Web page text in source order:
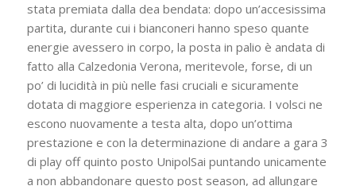
stata premiata dalla dea bendata: dopo un’accesissima
partita, durante cui i bianconeri hanno speso quante
energie avessero in corpo, la posta in palio è andata di
fatto alla Calzedonia Verona, meritevole, forse, di un
po’ di lucidità in più nelle fasi cruciali e sicuramente
dotata di maggiore esperienza in categoria. I volsci ne
escono nuovamente a testa alta, dopo un’ottima
prestazione e con la determinazione di andare a gara 3
di play off quinto posto UnipolSai puntando unicamente
a non abbandonare questo post season, ad allungare